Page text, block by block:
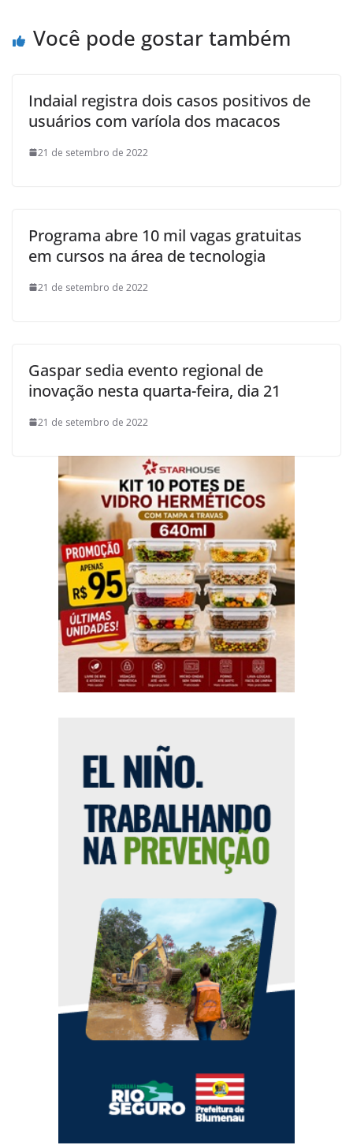
Você pode gostar também
Indaial registra dois casos positivos de
usuários com varíola dos macacos
21 de setembro de 2022
Programa abre 10 mil vagas gratuitas
em cursos na área de tecnologia
21 de setembro de 2022
Gaspar sedia evento regional de
inovação nesta quarta-feira, dia 21
21 de setembro de 2022